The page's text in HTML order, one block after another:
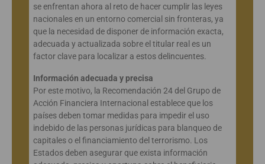
se enfrentan ahora al reto de hacer cumplir las leyes
nacionales en un entorno comercial sin fronteras, ya
que la necesidad de disponer de información exacta,
adecuada y actualizada sobre el titular real es un
factor clave para localizar a estos delincuentes.
Información adecuada y precisa
Por este motivo, la Recomendación 24 del Grupo de
Acción Financiera Internacional establece que los
países deben tomar medidas para impedir el uso
indebido de las personas jurídicas para blanqueo de
capitales o el financiamiento del terrorismo. Los
Estados deben asegurar que exista información